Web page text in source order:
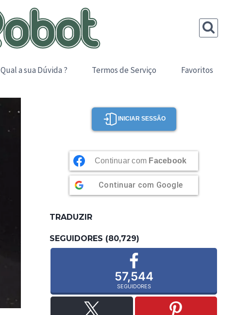
Qual a sua Dúvida ? Termos de Serviço Favoritos
INICIAR SESSÃO
Continuar com Facebook
Continuar com Google
TRADUZIR
SEGUIDORES (80,729)
57,544
SEGUIDORES